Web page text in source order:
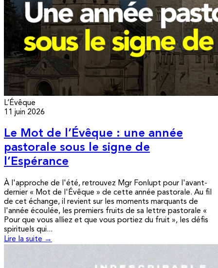
L’Évêque
11 juin 2026
Le Mot de l’Évêque : une année
pastorale sous le signe de
l’Espérance
À l'approche de l'été, retrouvez Mgr Fonlupt pour l'avant-
dernier « Mot de l'Évêque » de cette année pastorale. Au fil
de cet échange, il revient sur les moments marquants de
l'année écoulée, les premiers fruits de sa lettre pastorale «
Pour que vous alliez et que vous portiez du fruit », les défis
spirituels qui...
Lire la suite →